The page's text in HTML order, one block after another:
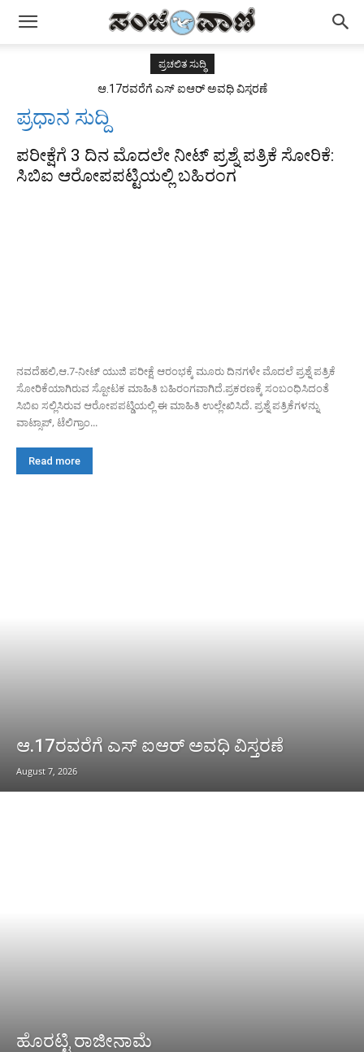
ಪ್ರಚಲಿತ ಸುದ್ಧಿ
ಆ.17ರವರೆಗೆ ಎಸ್ ಐಆರ್ ಅವಧಿ ವಿಸ್ತರಣೆ
ಪ್ರಧಾನ ಸುದ್ದಿ
ಪರೀಕ್ಷೆಗೆ 3 ದಿನ ಮೊದಲೇ ನೀಟ್ ಪ್ರಶ್ನೆ ಪತ್ರಿಕೆ ಸೋರಿಕೆ:
ಸಿಬಿಐ ಆರೋಪಪಟ್ಟಿಯಲ್ಲಿ ಬಹಿರಂಗ
ನವದೆಹಲಿ,ಆ.7-ನೀಟ್ ಯುಜಿ ಪರೀಕ್ಷೆ ಆರಂಭಕ್ಕೆ ಮೂರು ದಿನಗಳೇ ಮೊದಲೆ‌ ಪ್ರಶ್ನೆ ಪತ್ರಿಕೆ
ಸೋರಿಕೆಯಾಗಿರುವ ಸ್ಪೋಟಕ ಮಾಹಿತಿ ಬಹಿರಂಗವಾಗಿದೆ.ಪ್ರಕರಣಕ್ಕೆ ಸಂಬಂಧಿಸಿದಂತೆ
ಸಿಬಿಐ ಸಲ್ಲಿಸಿರುವ ಆರೋಪಪಟ್ಡಿಯಲ್ಲಿ ಈ ಮಾಹಿತಿ ಉಲ್ಲೇಖಿಸಿದೆ. ಪ್ರಶ್ನೆ ಪತ್ರಿಕೆಗಳನ್ನು
ವಾಟ್ಸಾಪ್, ಟೆಲಿಗ್ರಾಂ...
Read more
ಆ.17ರವರೆಗೆ ಎಸ್ ಐಆರ್ ಅವಧಿ ವಿಸ್ತರಣೆ
August 7, 2026
ಹೊರಟ್ಟಿ ರಾಜೀನಾಮೆ